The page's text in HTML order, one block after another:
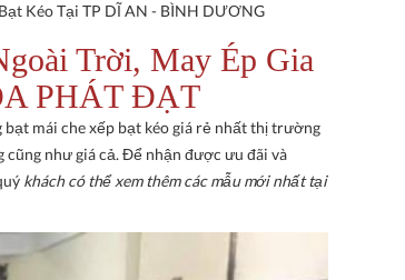
Kéo Tại TP DĨ AN - BÌNH DƯƠNG
Trời, May Ép Gia
PHÁT ĐẠT
bạt mái che xếp bạt kéo giá rẻ nhất thị trường
cũng như giá cả. Để nhận được ưu đãi và
khách có thể xem thêm các mẫu mới nhất tại